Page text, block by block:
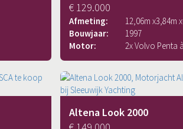
€ 129.000
Afmeting: 12,06m x3,84m x
Bouwjaar:
1997
Motor:
2x Volvo Penta
Altena Look 2000